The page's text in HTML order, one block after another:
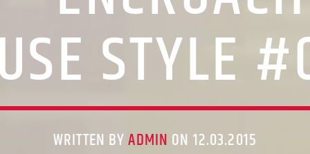
STYLE
WRITTEN BYADMIN ON 12.03.2015